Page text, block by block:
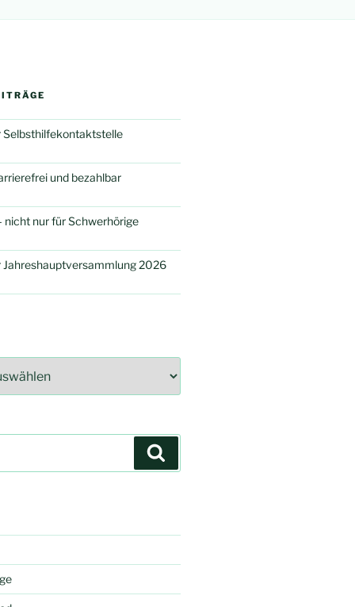
Selbsthilfekontaktstelle
und bezahlbar
nicht nur für Schwerhörige
2026